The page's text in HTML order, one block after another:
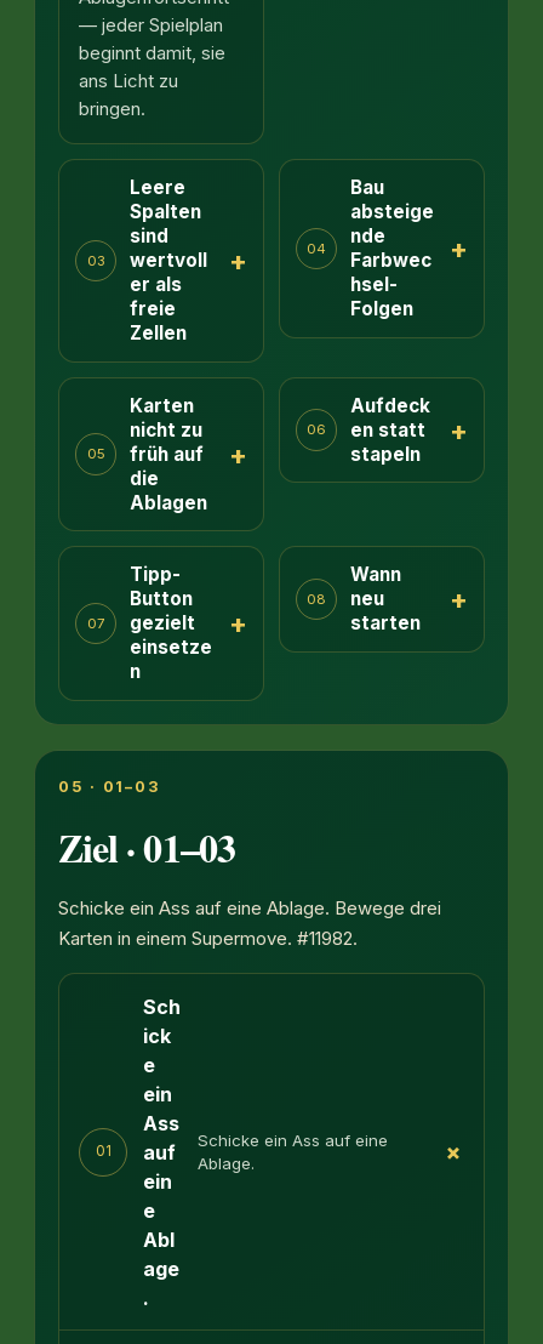
— jeder Spielplan
beginnt damit, sie
ans Licht zu
bringen.
03
Leere
Spalten
sind
wertvoll
er als
freie
Zellen
+ 04
Bau
absteige
nde
Farbwec
hsel-
Folgen
+
05
Karten
nicht zu
früh auf
die
Ablagen
+
06
Aufdeck
en statt
stapeln
+
07
Tipp-
Button
gezielt
einsetze
n
+
08
Wann
neu
starten
+
05 · 01–03
Ziel · 01–03
Schicke ein Ass auf eine Ablage. Bewege drei
Karten in einem Supermove. #11982.
01
Sch
ick
e
ein
Ass
auf
ein
e
Abl
age
.
Schicke ein Ass auf eine
Ablage.
+